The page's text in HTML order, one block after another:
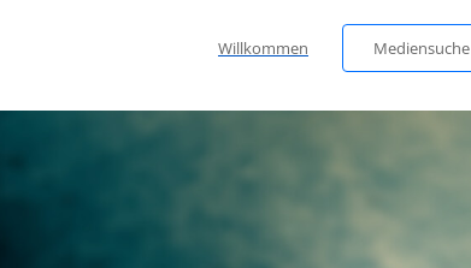
Willkommen Mediensuche